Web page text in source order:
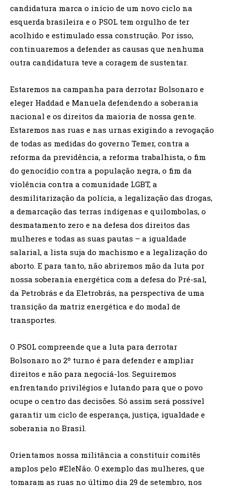
candidatura marca o início de um novo ciclo na
esquerda brasileira e o PSOL tem orgulho de ter
acolhido e estimulado essa construção. Por isso,
continuaremos a defender as causas que nenhuma
outra candidatura teve a coragem de sustentar.
Estaremos na campanha para derrotar Bolsonaro e
eleger Haddad e Manuela defendendo a soberania
nacional e os direitos da maioria de nossa gente.
Estaremos nas ruas e nas urnas exigindo a revogação
de todas as medidas do governo Temer, contra a
reforma da previdência, a reforma trabalhista, o fim
do genocídio contra a população negra, o fim da
violência contra a comunidade LGBT, a
desmilitarização da polícia, a legalização das drogas,
a demarcação das terras indígenas e quilombolas, o
desmatamento zero e na defesa dos direitos das
mulheres e todas as suas pautas – a igualdade
salarial, a lista suja do machismo e a legalização do
aborto. E para tanto, não abriremos mão da luta por
nossa soberania energética com a defesa do Pré-sal,
da Petrobrás e da Eletrobrás, na perspectiva de uma
transição da matriz energética e do modal de
transportes.
O PSOL compreende que a luta para derrotar
Bolsonaro no 2º turno é para defender e ampliar
direitos e não para negociá-los. Seguiremos
enfrentando privilégios e lutando para que o povo
ocupe o centro das decisões. Só assim será possível
garantir um ciclo de esperança, justiça, igualdade e
soberania no Brasil.
Orientamos nossa militância a constituir comitês
amplos pelo #EleNão. O exemplo das mulheres, que
tomaram as ruas no último dia 29 de setembro, nos